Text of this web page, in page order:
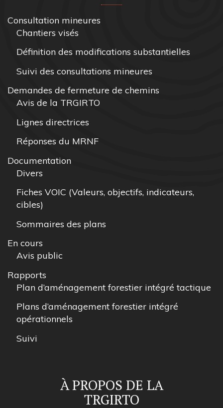
Consultation mineures
Chantiers visés
Définition des modifications substantielles
Suivi des consultations mineures
Demandes de fermeture de chemins
Avis de la TRGIRTO
Lignes directrices
Réponses du MRNF
Documentation
Divers
Fiches VOIC (Valeurs, objectifs, indicateurs,
cibles)
Sommaires des plans
En cours
Avis public
Rapports
Plan d’aménagement forestier intégré tactique
Plans d’aménagement forestier intégré
opérationnels
Suivi
À PROPOS DE LA
TRGIRTO